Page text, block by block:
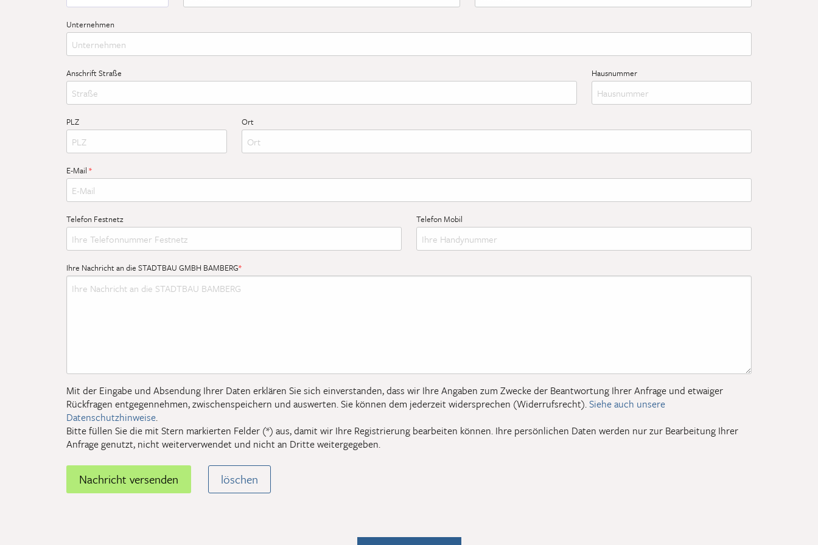
Unternehmen
Anschrift Straße Hausnummer
PLZ Ort
E-Mail *
Telefon Festnetz Telefon Mobil
Ihre Nachricht an die STADTBAU GMBH BAMBERG*
Mit der Eingabe und Absendung Ihrer Daten erklären Sie sich einverstanden, dass wir Ihre Angaben zum Zwecke der Beantwortung Ihrer Anfrage und etwaiger
Rückfragen entgegennehmen, zwischenspeichern und auswerten. Sie können dem jederzeit widersprechen (Widerrufsrecht).Siehe auch unsere
Datenschutzhinweise.
Bitte füllen Sie die mit Stern markierten Felder (*) aus, damit wir Ihre Registrierung bearbeiten können. Ihre persönlichen Daten werden nur zur Bearbeitung Ihrer
Anfrage genutzt, nicht weiterverwendet und nicht an Dritte weitergegeben.
Klicken, um Nachricht zu versenden
Nachricht versenden Eingaben löschen
löschen